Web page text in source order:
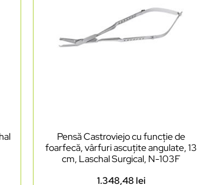
Pensă Castroviejo cu funcție de
foarfecă, vârfuri ascuțite angulate, 13
cm, Laschal Surgical, N-103F
1.348,48 lei